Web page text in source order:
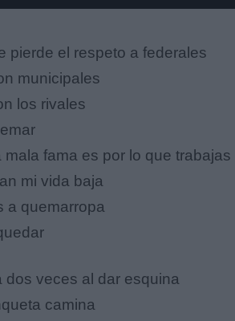
pierde el respeto a federales
municipales
los rivales
fama es por lo que trabajas
mi vida baja
a quemarropa
dos veces al dar esquina
camina